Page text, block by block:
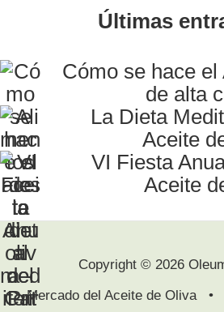
Últimas
Cómo se hace
de alta
La Dieta
Aceite
VI Fiesta
Aceite
Copyright © 2026
Mercado del Aceite de Oliva •